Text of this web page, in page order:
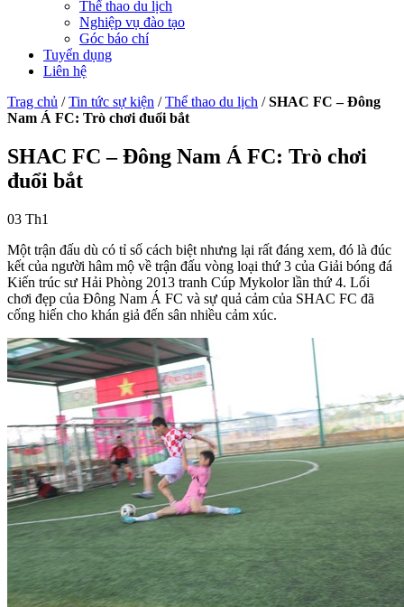
Thể thao du lịch
Nghiệp vụ đào tạo
Góc báo chí
Tuyển dụng
Liên hệ
Trag chủ /Tin tức sự kiện /Thể thao du lịch /SHAC FC – Đông
Nam Á FC: Trò chơi đuổi bắt
SHAC FC – Đông Nam Á FC: Trò chơi
đuổi bắt
03 Th1
Một trận đấu dù có tỉ số cách biệt nhưng lại rất đáng xem, đó là đúc
kết của người hâm mộ về trận đấu vòng loại thứ 3 của Giải bóng đá
Kiến trúc sư Hải Phòng 2013 tranh Cúp Mykolor lần thứ 4. Lối
chơi đẹp của Đông Nam Á FC và sự quả cảm của SHAC FC đã
cống hiến cho khán giả đến sân nhiều cảm xúc.